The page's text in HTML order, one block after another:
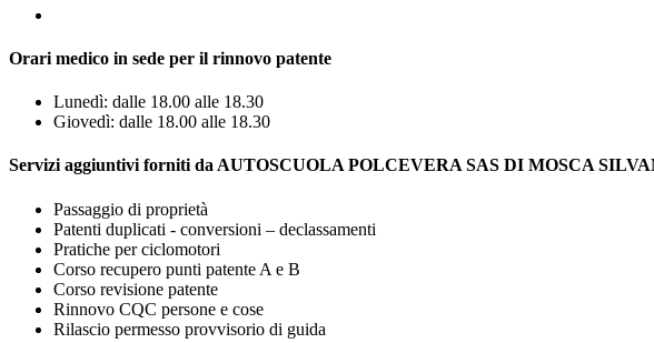
Orari medico in sede per il rinnovo patente
Lunedì: dalle 18.00 alle 18.30
Giovedì: dalle 18.00 alle 18.30
Servizi aggiuntivi forniti da AUTOSCUOLA POLCEVERA SAS DI MOSCA
Passaggio di proprietà
Patenti duplicati - conversioni – declassamenti
Pratiche per ciclomotori
Corso recupero punti patente A e B
Corso revisione patente
Rinnovo CQC persone e cose
Rilascio permesso provvisorio di guida